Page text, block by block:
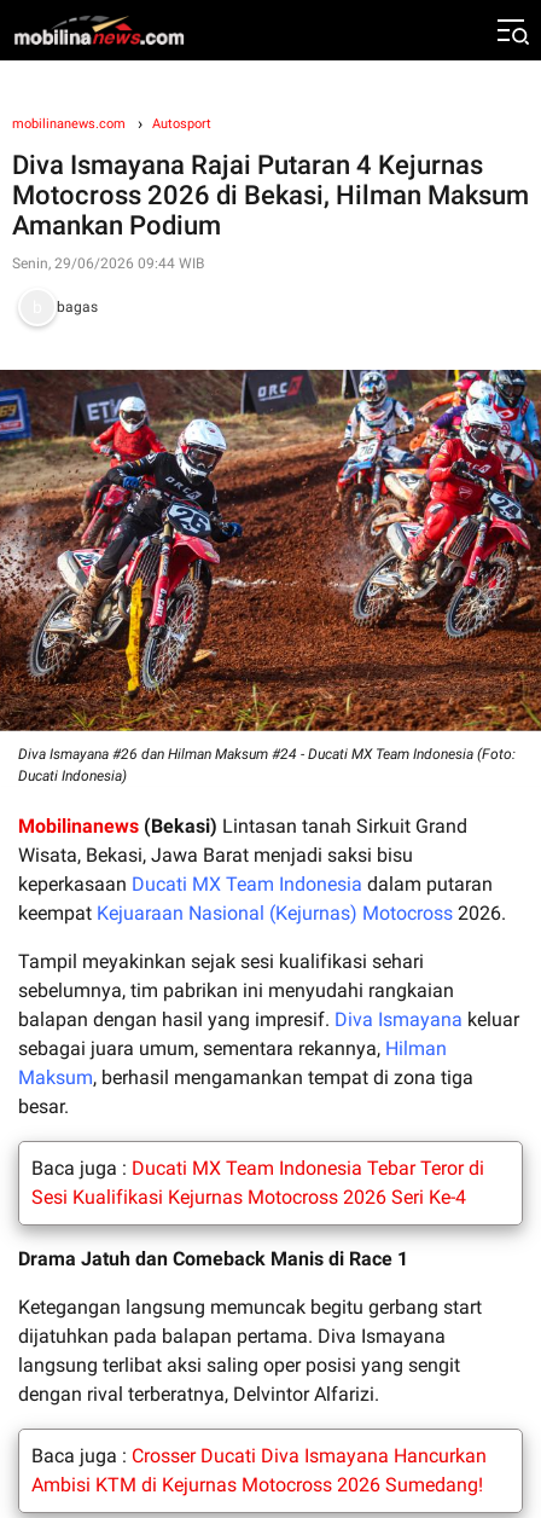
mobilinanews.com Autosport
Diva Ismayana Rajai Putaran 4 Kejurnas
Motocross 2026 di Bekasi, Hilman Maksum
Amankan Podium
Senin, 29/06/2026 09:44 WIB
bagas
Diva Ismayana #26 dan Hilman Maksum #24 - Ducati MX Team Indonesia (Foto:
Ducati Indonesia)
Mobilinanews (Bekasi) Lintasan tanah Sirkuit Grand
Wisata, Bekasi, Jawa Barat menjadi saksi bisu
keperkasaan Ducati MX Team Indonesia dalam putaran
keempat Kejuaraan Nasional (Kejurnas) Motocross 2026.
Tampil meyakinkan sejak sesi kualifikasi sehari
sebelumnya, tim pabrikan ini menyudahi rangkaian
balapan dengan hasil yang impresif. Diva Ismayana keluar
sebagai juara umum, sementara rekannya, Hilman
Maksum, berhasil mengamankan tempat di zona tiga
besar.
Baca juga : Ducati MX Team Indonesia Tebar Teror di
Sesi Kualifikasi Kejurnas Motocross 2026 Seri Ke-4
Drama Jatuh dan Comeback Manis di Race 1
Ketegangan langsung memuncak begitu gerbang start
dijatuhkan pada balapan pertama. Diva Ismayana
langsung terlibat aksi saling oper posisi yang sengit
dengan rival terberatnya, Delvintor Alfarizi.
Baca juga : Crosser Ducati Diva Ismayana Hancurkan
Ambisi KTM di Kejurnas Motocross 2026 Sumedang!